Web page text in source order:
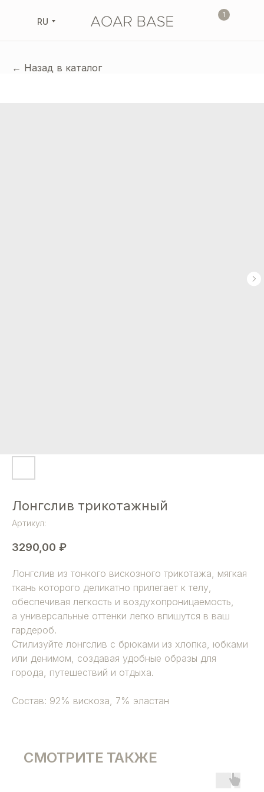
1
RU
← Назад в каталог
Лонгслив трикотажный
Артикул:
3290,00 ₽
Лонгслив из тонкого вискозного трикотажа, мягкая
ткань которого деликатно прилегает к телу,
обеспечивая легкость и воздухопроницаемость,
а универсальные оттенки легко впишутся в ваш
гардероб.
Стилизуйте лонгслив с брюками из хлопка, юбками
или денимом, создавая удобные образы для
города, путешествий и отдыха.
Состав: 92% вискоза, 7% эластан
СМОТРИТЕ ТАКЖЕ